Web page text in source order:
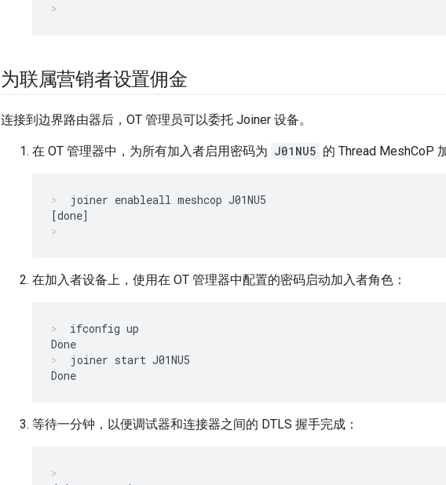
为联属营销者设置佣金
连接到边界路由器后，OT 管理员可以委托 Joiner 设备。
在 OT 管理器中，为所有加入者启用密码为 J01NU5 的 Thread MeshCoP
joiner enableall meshcop J01NU5
在加入者设备上，使用在 OT 管理器中配置的密码启动加入者角色：
ifconfig up
joiner start J01NU5
等待一分钟，以便调试器和连接器之间的 DTLS 握手完成：